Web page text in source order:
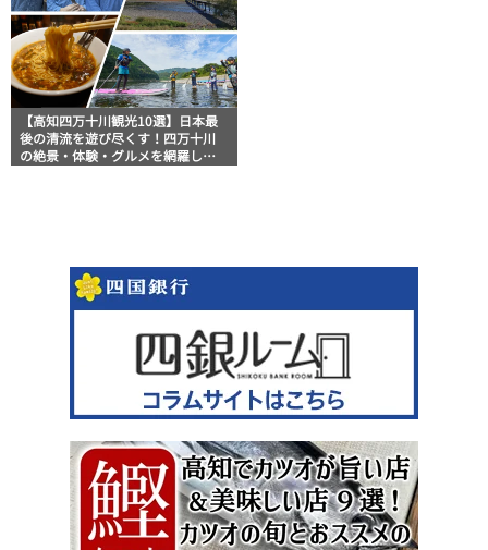
【高知四万十川観光10選】日本最
後の清流を遊び尽くす！四万十川
の絶景・体験・グルメを網羅した